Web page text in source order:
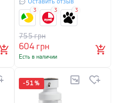
Оставить отзыв
604грн
755грн
Есть в наличии
3 3 3
-51 %